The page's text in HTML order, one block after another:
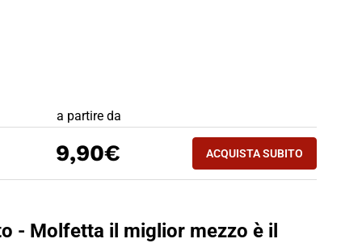
PREZZO BIGLIETTO TRENO Benevento - Molfetta
a partire da
ACQUISTA SUBITO
9,90€ ACQUISTA SUBITO
MOLFETTA -
- Molfetta il miglior mezzo è il